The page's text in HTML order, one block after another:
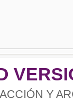
ACCIÓN Y